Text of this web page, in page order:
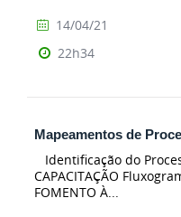
14/04/21
22h34
Mapeamentos de
Identificação do
CAPACITAÇÃO
FOMENTO À...